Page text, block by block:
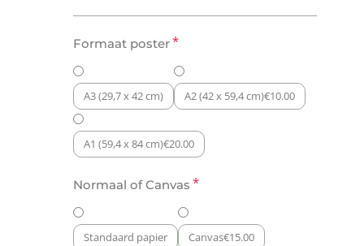
Formaat poster*
A3 (29,7 x 42 cm) A2 (42 x 59,4 cm)€10.00
A1 (59,4 x 84 cm)€20.00
Normaal of Canvas *
Standaard papier Canvas€15.00
Zebra
Parade